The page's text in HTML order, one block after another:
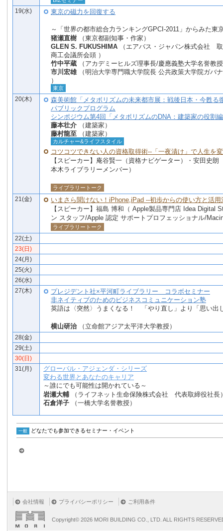
19(水) 東京の磁力を回復する
～「世界の都市総合力ランキングGPCI-2011」からみた東
猪瀬直樹 （東京都副知事・作家）
GLEN S. FUKUSHIMA （エアバス・ジャパン株式会社
商工会議所会頭 ）
竹中平蔵 （アカデミーヒルズ理事長/慶應義塾大学名誉教
市川宏雄（明治大学専門職大学院長 公共政策大学院ガバ
）
東京
20(木)
森美術館「メタボリズムの未来都市展：戦後日本・今甦る
パブリックプログラム
シンポジウム第4回「メタボリズムのDNA：建築家の役割
藤本壮介 （建築家）
藤村龍至 （建築家）
カルチャー&ライフスタイル
コツコツできない人の資格取得術--「一夜漬け」で人生を
【スピーカー】庵谷賢一（資格ナビゲーター）・安田史朗
本木ライブラリーメンバー）
ライブラリートーク
21(金)
いまさら聞けない！iPhone,iPad --初歩からの使い方と活用
【スピーカー】福島 博和（ Apple製品専門店 Idea Digital
ン スタッフ/Apple 認定 サポートプロフェッショナル/
ライブラリートーク
22(土)
23(日)
24(月)
25(火)
26(水)
27(木)
プレジデント社×平河町ライブラリー コラボセミナー
非ネイティブのためのビジネスコミュニケーション塾
英語は〈突然〉うまくなる！ 「やり直し」より「思い出
横山研治（立命館アジア太平洋大学教授）
28(金)
29(土)
30(日)
31(月)
グローバル・アジェンダ・シリーズ
変わる世界とあなたのキャリア
～誰にでも可能性は開かれている～
岩瀬大輔 （ライフネット生命保険株式会社 代表取締役社長
石倉洋子 （一橋大学名誉教授）
一般 どなたでも参加できるセミナー・イベント
会社情報 プライバシーポリシー ご利用条件
Copyright© 2026 MORI BUILDING CO., LTD. ALL RIGHTS